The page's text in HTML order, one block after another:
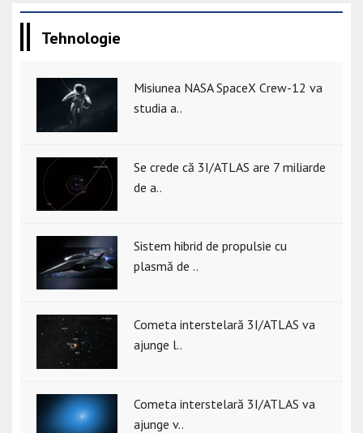
Tehnologie
Misiunea NASA SpaceX Crew-12 va
studia a..
Se crede că 3I/ATLAS are 7 miliarde
de a..
Sistem hibrid de propulsie cu
plasmă de ..
Cometa interstelară 3I/ATLAS va
ajunge l..
Cometa interstelară 3I/ATLAS va
ajunge v..